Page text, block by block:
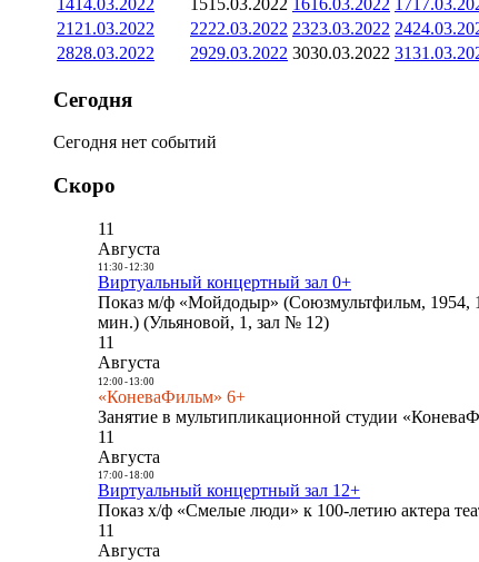
1414.03.2022 1515.03.2022 1616.03.2022 17
21 21.03.2022 2222.03.2022 2323.03.2022 24
2828.03.2022 2929.03.2022 3030.03.2022 31
Сегодня
Сегодня нет событий
Скоро
11
Августа
11:30- 12:30
Виртуальный концертный зал 0+
Показ м/ф «Мойдодыр» (Союзмультфильм, 1954,
мин.) (Ульяновой, 1, зал № 12)
11
Августа
12:00- 13:00
«КоневаФильм» 6+
Занятие в мультипликационной студии
11
Августа
17:00- 18:00
Виртуальный концертный зал 12+
Показ х/ф «Смелые люди» к 100-летию актера
11
Августа